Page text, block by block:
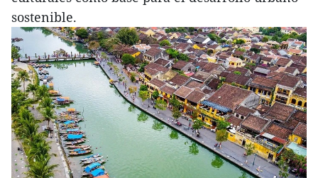
sostenible.